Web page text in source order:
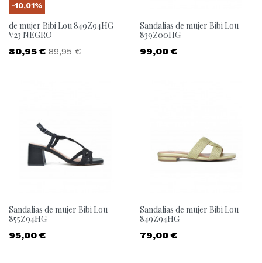
de mujer Bibi Lou 849Z94HG-
V23 NEGRO
Precio
80,95 € Precio base
89,95 €
-10,01%
Sandalias de mujer Bibi Lou
839Z00HG
Precio
99,00 €
Sandalias de mujer Bibi Lou
855Z94HG
Precio
95,00 €
Sandalias de mujer Bibi Lou
849Z94HG
Precio
79,00 €